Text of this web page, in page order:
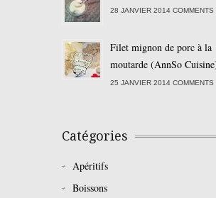
28 JANVIER 2014 COMMENTS
Filet mignon de porc à la
moutarde (AnnSo
25 JANVIER 2014 COMMENTS
Catégories
Apéritifs
Boissons